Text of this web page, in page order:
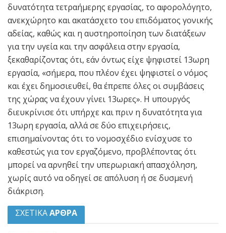
δυνατότητα τετραήμερης εργασίας, το αφορολόγητο,
ανεκχώρητο και ακατάσχετο του επιδόματος γονικής
αδείας, καθώς και η αυστηροποίηση των διατάξεων
για την υγεία και την ασφάλεια στην εργασία,
ξεκαθαρίζοντας ότι, εάν όντως είχε ψηφιστεί 13ωρη
εργασία, «σήμερα, που πλέον έχει ψηφιστεί ο νόμος
και έχει δημοσιευθεί, θα έπρεπε όλες οι συμβάσεις
της χώρας να έχουν γίνει 13ωρες». Η υπουργός
διευκρίνισε ότι υπήρχε και πριν η δυνατότητα για
13ωρη εργασία, αλλά σε δύο επιχειρήσεις,
επισημαίνοντας ότι το νομοσχέδιο ενίσχυσε το
καθεστώς για τον εργαζόμενο, προβλέποντας ότι
μπορεί να αρνηθεί την υπερωριακή απασχόληση,
χωρίς αυτό να οδηγεί σε απόλυση ή σε δυσμενή
διάκριση.
ΣΧΕΤΙΚΑΑΡΘΡΑ